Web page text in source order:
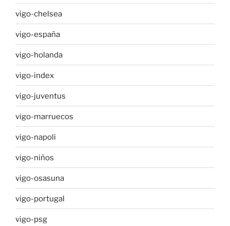
vigo-chelsea
vigo-españa
vigo-holanda
vigo-index
vigo-juventus
vigo-marruecos
vigo-napoli
vigo-niños
vigo-osasuna
vigo-portugal
vigo-psg